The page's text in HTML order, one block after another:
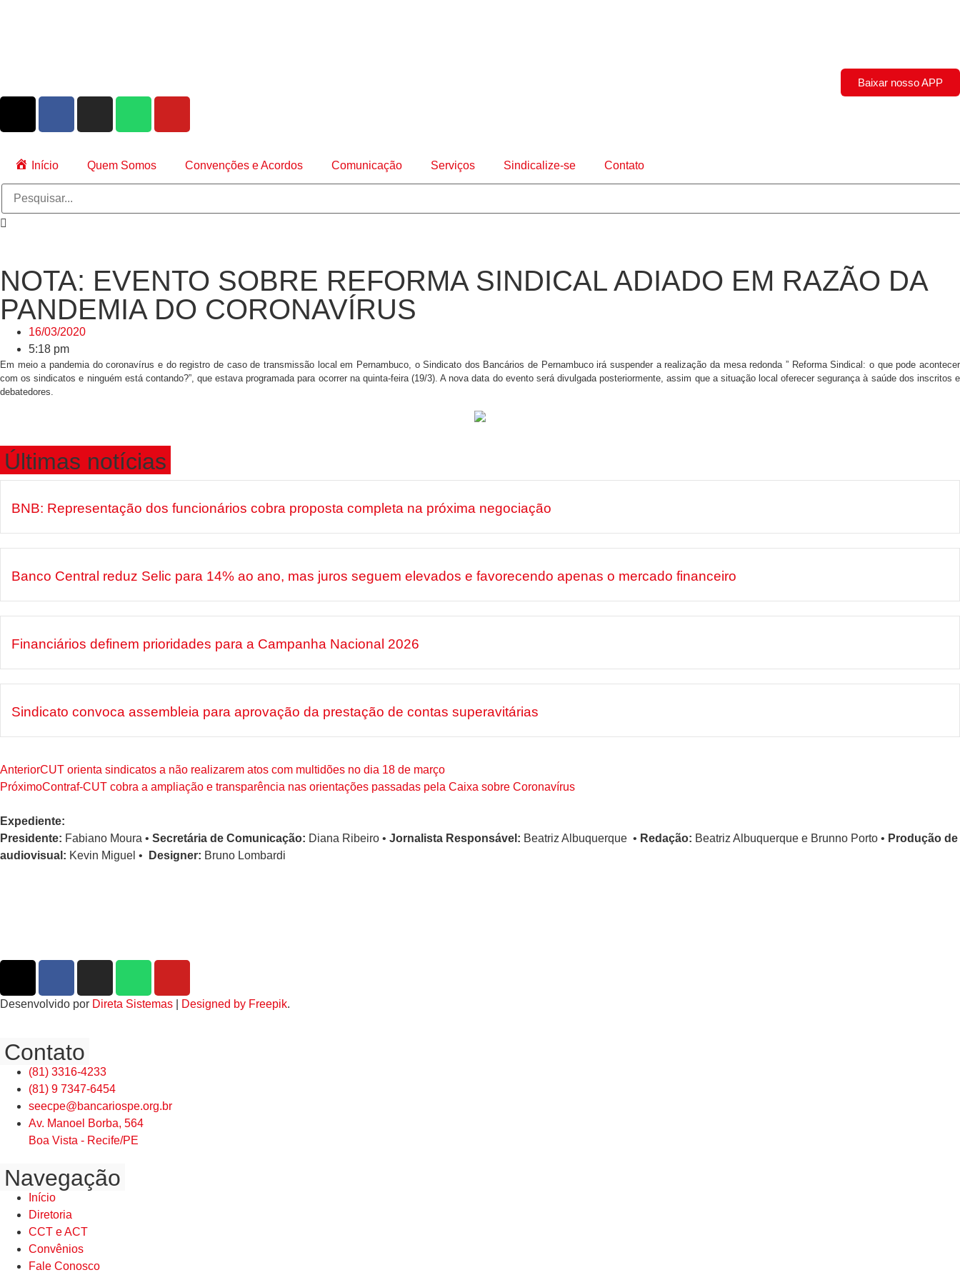
Baixar nosso APP
Início Quem Somos Convenções e Acordos Comunicação Serviços Sindicalize-se Contato
NOTA: EVENTO SOBRE REFORMA SINDICAL ADIADO EM RAZÃO DA
PANDEMIA DO CORONAVÍRUS
16/03/2020
5:18 pm
Em meio a pandemia do coronavírus e do registro de caso de transmissão local em Pernambuco, o Sindicato dos Bancários de Pernambuco irá suspender a realização da mesa redonda ” Reforma Sindical: o que pode acontecer
com os sindicatos e ninguém está contando?”, que estava programada para ocorrer na quinta-feira (19/3). A nova data do evento será divulgada posteriormente, assim que a situação local oferecer segurança à saúde dos inscritos e
debatedores.
Últimas notícias
BNB: Representação dos funcionários cobra proposta completa na próxima negociação
Banco Central reduz Selic para 14% ao ano, mas juros seguem elevados e favorecendo apenas o mercado financeiro
Financiários definem prioridades para a Campanha Nacional 2026
Sindicato convoca assembleia para aprovação da prestação de contas superavitárias
AnteriorCUT orienta sindicatos a não realizarem atos com multidões no dia 18 de março
PróximoContraf-CUT cobra a ampliação e transparência nas orientações passadas pela Caixa sobre Coronavírus
Expediente:
Presidente: Fabiano Moura • Secretária de Comunicação: Diana Ribeiro • Jornalista Responsável: Beatriz Albuquerque • Redação: Beatriz Albuquerque e Brunno Porto • Produção de
audiovisual: Kevin Miguel • Designer: Bruno Lombardi
Desenvolvido por Direta Sistemas Designed by Freepik.
Contato
(81) 3316-4233
(81) 9 7347-6454
seecpe@bancariospe.org.br
Av. Manoel Borba, 564
Boa Vista - Recife/PE
Navegação
Início
Diretoria
CCT e ACT
Convênios
Fale Conosco